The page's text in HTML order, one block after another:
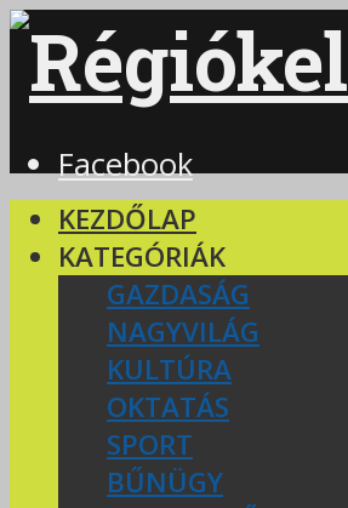
Facebook
KEZDŐLAP
KATEGÓRIÁK
GAZDASÁG
NAGYVILÁG
KULTÚRA
OKTATÁS
SPORT
BŰNÜGY